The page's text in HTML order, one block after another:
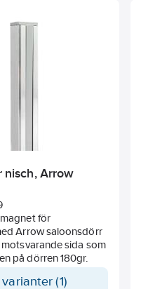
och
ingår ej.
nisch, Arrow
för
Arrow saloonsdörr
sida som
på dörren 180gr.
(1)